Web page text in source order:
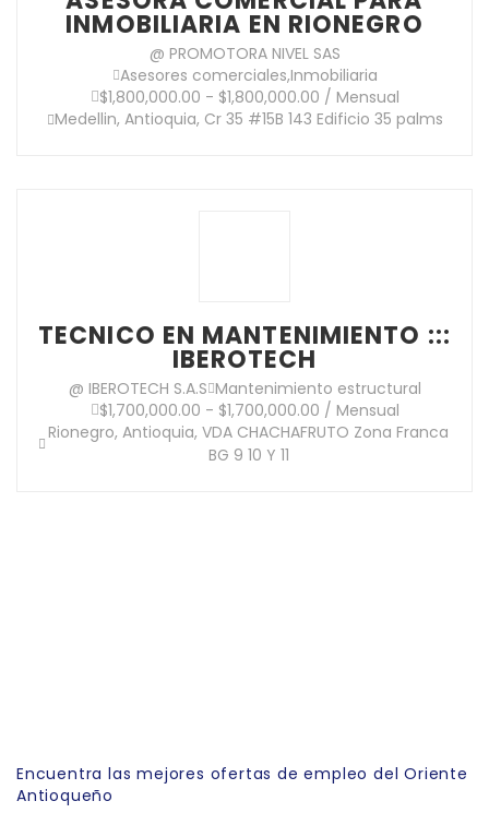
INMOBILIARIA EN RIONEGRO
@ PROMOTORA NIVEL SAS
Asesores comerciales,Inmobiliaria
$1,800,000.00 - $1,800,000.00 / Mensual
Medellin, Antioquia, Cr 35 #15B 143 Edificio 35 palms
TECNICO EN MANTENIMIENTO :::
IBEROTECH
@ IBEROTECH S.A.S Mantenimiento estructural
$1,700,000.00 - $1,700,000.00 / Mensual
Rionegro, Antioquia, VDA CHACHAFRUTO Zona Franca
BG 9 10 Y 11
Encuentra las mejores ofertas de empleo del Oriente
Antioqueño